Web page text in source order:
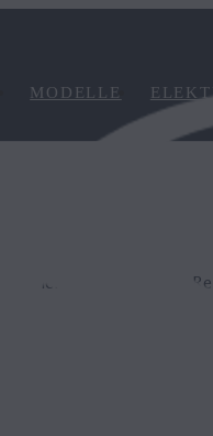
MODELLE
zur elektrischen